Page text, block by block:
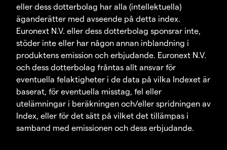
eller dess dotterbolag har alla (intellektuella)
äganderätter med avseende på detta index.
Euronext N.V. eller dess dotterbolag sponsrar inte,
stöder inte eller har någon annan inblandning i
produktens emission och erbjudande. Euronext N.V.
och dess dotterbolag fråntas allt ansvar för
eventuella felaktigheter i de data på vilka Indexet är
baserat, för eventuella misstag, fel eller
utelämningar i beräkningen och/eller spridningen av
Index, eller för det sätt på vilket det tillämpas i
samband med emissionen och dess erbjudande.